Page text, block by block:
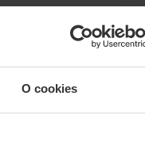
O cookies